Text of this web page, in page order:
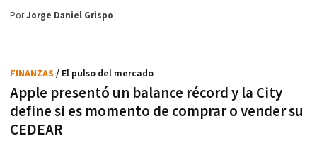
PorJorge Daniel Grispo
Apple presentó un balance récord y la City
define si es momento de comprar o vender su
CEDEAR
FINANZAS / El pulso del mercado